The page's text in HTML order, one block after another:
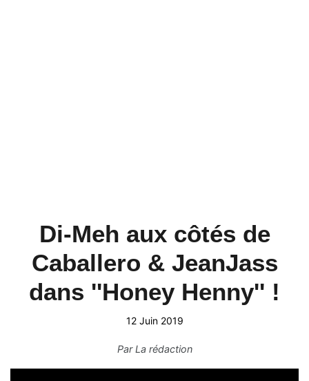
Di-Meh aux côtés de
Caballero & JeanJass
dans ''Honey Henny'' !
12 Juin 2019
ParLa rédaction